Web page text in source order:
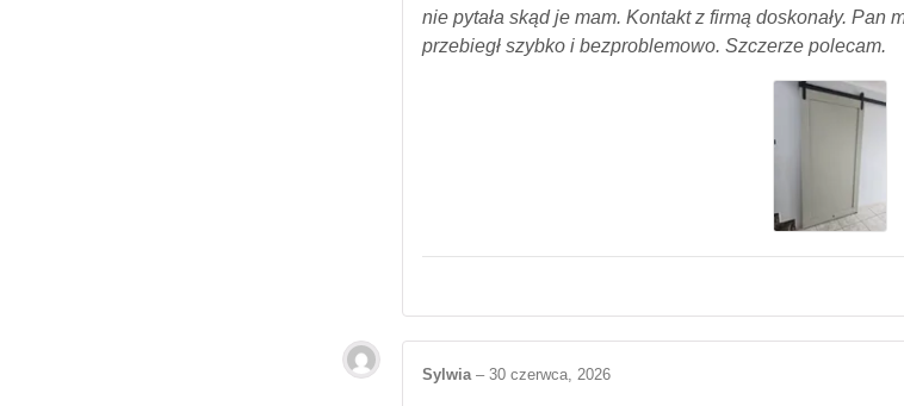
nie pytała skąd je mam. Kontakt z firmą doskonały. Pan
przebiegł szybko i bezproblemowo. Szczerze polecam.
Sylwia – 30 czerwca, 2026